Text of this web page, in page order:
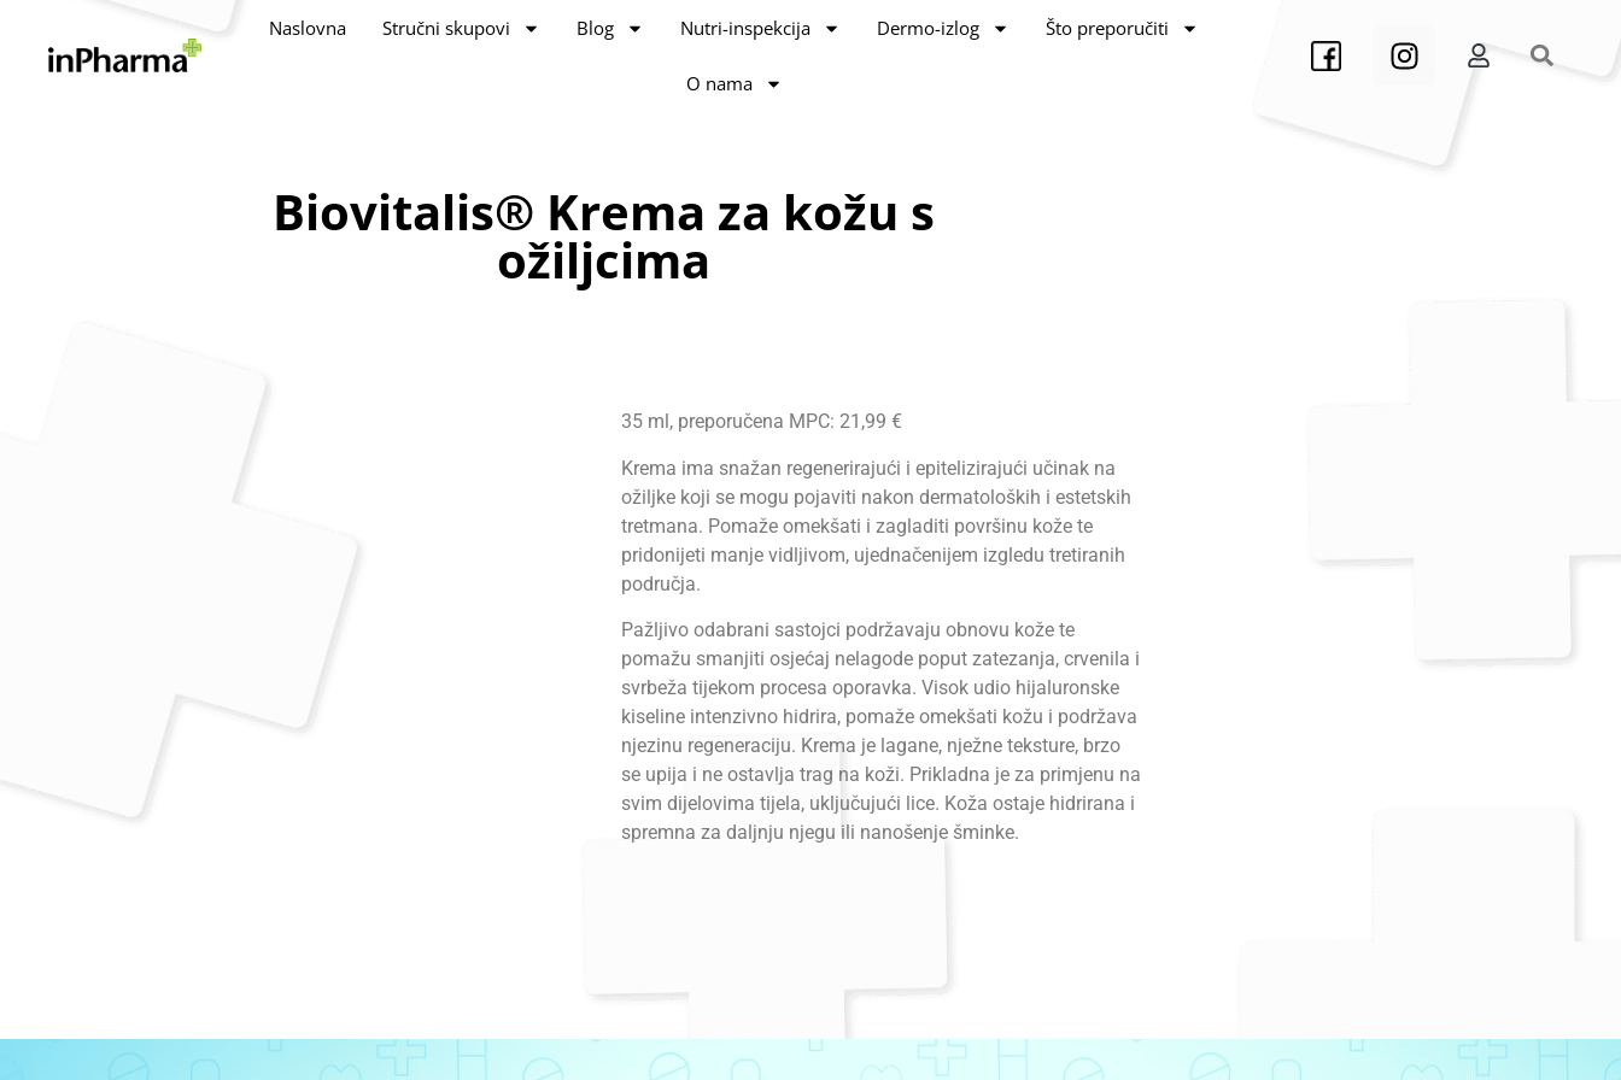
Naslovna Stručni skupovi Blog Nutri-inspekcija Dermo-izlog Što preporučiti
O nama
Biovitalis® Krema za kožu s
ožiljcima
35 ml, preporučena MPC: 21,99 €
Krema ima snažan regenerirajući i epitelizirajući učinak na
ožiljke koji se mogu pojaviti nakon dermatoloških i estetskih
tretmana. Pomaže omekšati i zagladiti površinu kože te
pridonijeti manje vidljivom, ujednačenijem izgledu tretiranih
područja.
Pažljivo odabrani sastojci podržavaju obnovu kože te
pomažu smanjiti osjećaj nelagode poput zatezanja, crvenila i
svrbeža tijekom procesa oporavka. Visok udio hijaluronske
kiseline intenzivno hidrira, pomaže omekšati kožu i podržava
njezinu regeneraciju. Krema je lagane, nježne teksture, brzo
se upija i ne ostavlja trag na koži. Prikladna je za primjenu na
svim dijelovima tijela, uključujući lice. Koža ostaje hidrirana i
spremna za daljnju njegu ili nanošenje šminke.